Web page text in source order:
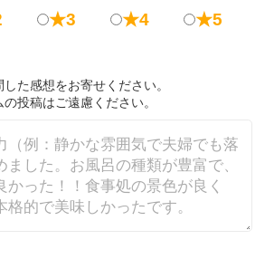
★3 ★4 ★5
た感想をお寄せください。
投稿はご遠慮ください。